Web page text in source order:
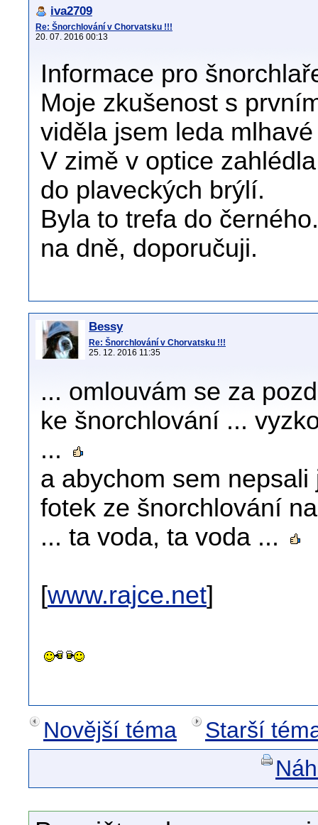
iva2709
Re: Šnorchlování v Chorvatsku !!!
20. 07. 2016 00:13
Informace pro
Moje zkušenost s
viděla jsem leda
V zimě v optice
do plaveckých brýlí.
Byla to trefa do
na dně, doporučuji.
Bessy
Re: Šnorchlování v Chorvatsku !!!
25. 12. 2016 11:35
... omlouvám se za
ke šnorchlování ...
...
a abychom sem
fotek ze šnorchlování
... ta voda, ta voda ...
[www.rajce.net]
Novější téma
Starší